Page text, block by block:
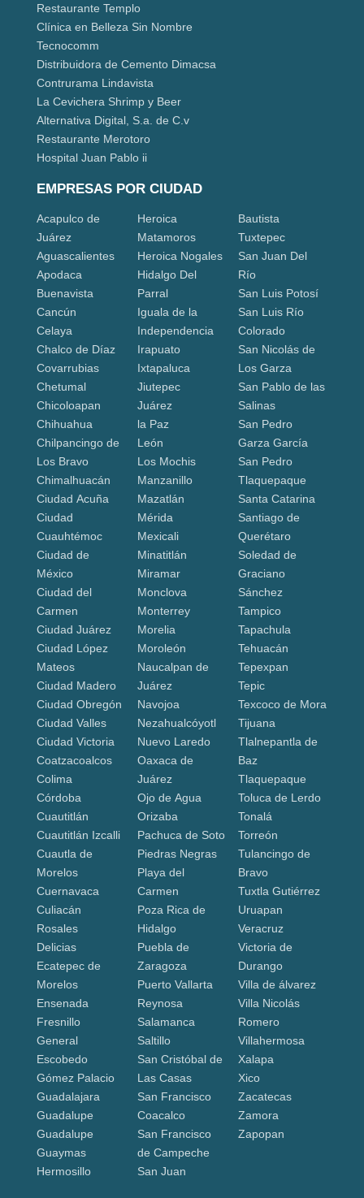
Restaurante Templo
Clínica en Belleza Sin Nombre
Tecnocomm
Distribuidora de Cemento Dimacsa
Contrurama Lindavista
La Cevichera Shrimp y Beer
Alternativa Digital, S.a. de C.v
Restaurante Merotoro
Hospital Juan Pablo ii
EMPRESAS POR CIUDAD
Acapulco de
Juárez
Aguascalientes
Apodaca
Buenavista
Cancún
Celaya
Chalco de Díaz
Covarrubias
Chetumal
Chicoloapan
Chihuahua
Chilpancingo de
Los Bravo
Chimalhuacán
Ciudad Acuña
Ciudad
Cuauhtémoc
Ciudad de
México
Ciudad del
Carmen
Ciudad Juárez
Ciudad López
Mateos
Ciudad Madero
Ciudad Obregón
Ciudad Valles
Ciudad Victoria
Coatzacoalcos
Colima
Córdoba
Cuautitlán
Cuautitlán Izcalli
Cuautla de
Morelos
Cuernavaca
Culiacán
Rosales
Delicias
Ecatepec de
Morelos
Ensenada
Fresnillo
General
Escobedo
Gómez Palacio
Guadalajara
Guadalupe
Guadalupe
Guaymas
Hermosillo
Heroica
Matamoros
Heroica Nogales
Hidalgo Del
Parral
Iguala de la
Independencia
Irapuato
Ixtapaluca
Jiutepec
Juárez
la Paz
León
Los Mochis
Manzanillo
Mazatlán
Mérida
Mexicali
Minatitlán
Miramar
Monclova
Monterrey
Morelia
Moroleón
Naucalpan de
Juárez
Navojoa
Nezahualcóyotl
Nuevo Laredo
Oaxaca de
Juárez
Ojo de Agua
Orizaba
Pachuca de Soto
Piedras Negras
Playa del
Carmen
Poza Rica de
Hidalgo
Puebla de
Zaragoza
Puerto Vallarta
Reynosa
Salamanca
Saltillo
San Cristóbal de
Las Casas
San Francisco
Coacalco
San Francisco
de Campeche
San Juan
Bautista
Tuxtepec
San Juan Del
Río
San Luis Potosí
San Luis Río
Colorado
San Nicolás de
Los Garza
San Pablo de las
Salinas
San Pedro
Garza García
San Pedro
Tlaquepaque
Santa Catarina
Santiago de
Querétaro
Soledad de
Graciano
Sánchez
Tampico
Tapachula
Tehuacán
Tepexpan
Tepic
Texcoco de Mora
Tijuana
Tlalnepantla de
Baz
Tlaquepaque
Toluca de Lerdo
Tonalá
Torreón
Tulancingo de
Bravo
Tuxtla Gutiérrez
Uruapan
Veracruz
Victoria de
Durango
Villa de álvarez
Villa Nicolás
Romero
Villahermosa
Xalapa
Xico
Zacatecas
Zamora
Zapopan